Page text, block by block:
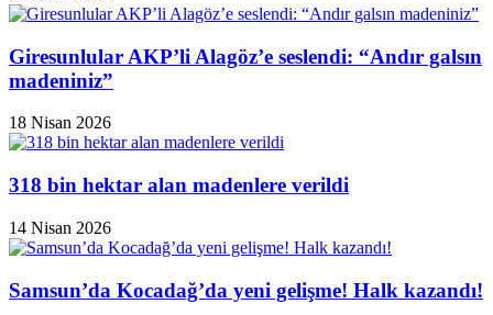
Giresunlular AKP’li Alagöz’e seslendi: “Andır galsın
madeniniz”
18 Nisan 2026
318 bin hektar alan madenlere verildi
14 Nisan 2026
Samsun’da Kocadağ’da yeni gelişme! Halk kazandı!